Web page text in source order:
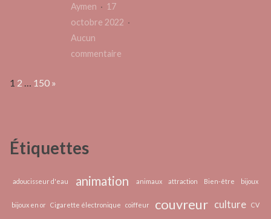
Aymen
17
octobre 2022
Aucun
commentaire
?
Page:
1 2 150 Next
»
Étiquettes
adoucisseur d'eau animation animaux attraction Bien-être bijoux
bijoux en or Cigarette électronique coiffeur couvreur culture CV